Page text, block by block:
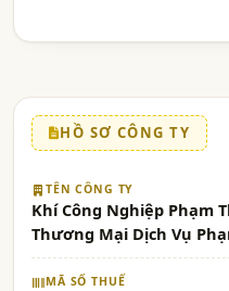
HỒ SƠ CÔNG TY
TÊN CÔNG TY
Khí Công Nghiệp Phạm
Thương Mại Dịch Vụ
MÃ SỐ THUẾ